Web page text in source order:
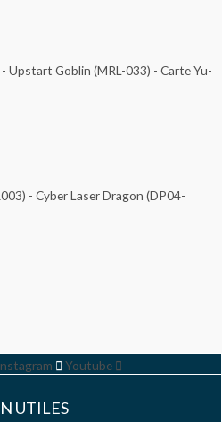
Youtube
UTILES